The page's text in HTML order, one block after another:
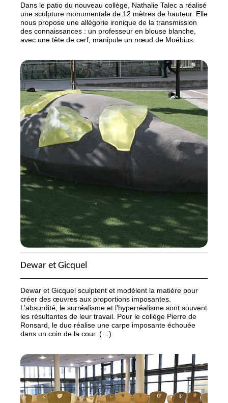
Dans le patio du nouveau collège, Nathalie Talec a réalisé
une sculpture monumentale de 12 mètres de hauteur. Elle
nous propose une allégorie ironique de la transmission
des connaissances : un professeur en blouse blanche,
avec une tête de cerf, manipule un nœud de Moébius.
Dewar et Gicquel
Dewar et Gicquel sculptent et modèlent la matière pour
créer des œuvres aux proportions imposantes.
L’absurdité, le surréalisme et l’hyperréalisme sont souvent
les résultantes de leur travail. Pour le collège Pierre de
Ronsard, le duo réalise une carpe imposante échouée
dans un coin de la cour. (…)